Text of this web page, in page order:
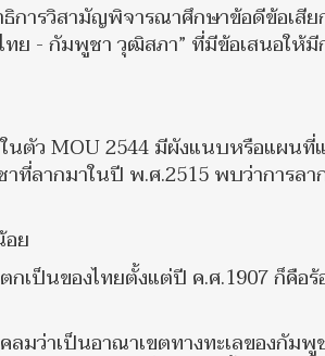
ารวิสามัญพิจารณาศึกษาข้อดีข้อเสีย
ย - กัมพูชา วุฒิสภา” ที่มีข้อเสนอให้มี
นตัว MOU 2544 มีผังแนบหรือแผน
ลากมาในปี พ.ศ.2515 พบว่าการลา
อย
กเป็นของไทยตั้งแต่ปี ค.ศ.1907 ก็คือร้
มว่าเป็นอาณาเขตทางทะเลของกัมพู